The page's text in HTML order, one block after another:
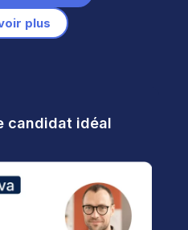
plus
candidat idéal